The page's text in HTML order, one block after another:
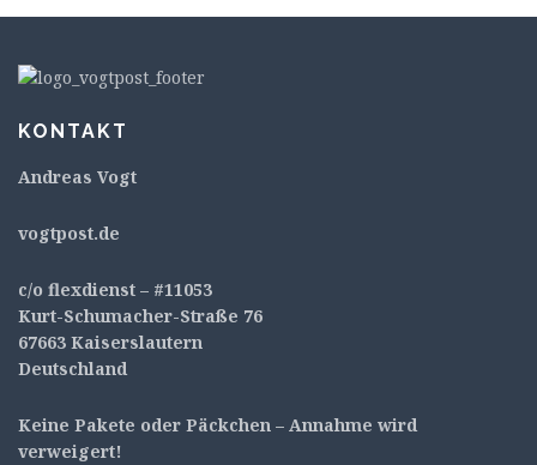
KONTAKT
Andreas Vogt
vogtpost.de
c/o flexdienst – #11053
Kurt-Schumacher-Straße 76
67663 Kaiserslautern
Deutschland
Keine Pakete oder Päckchen – Annahme wird
verweigert!